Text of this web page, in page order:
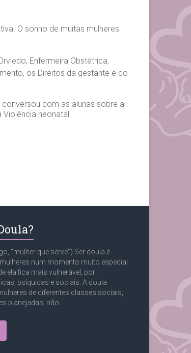
O sonho de muitas mulheres
Enfermeira Obstétrica,
os Direitos da gestante e do
com as alunas sobre a
neonatal.
“mulher que serve”) Ser doula é
num momento muito especial
ela fica mais vulnerável, por
psíquicas e sociais. A doula
de diferentes classes sociais,
planejadas, não...